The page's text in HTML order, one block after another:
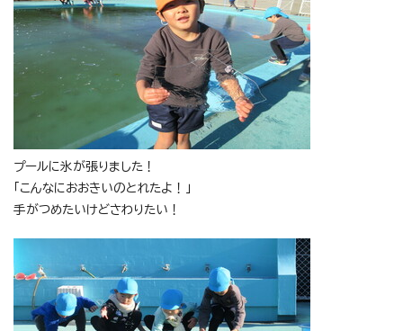
プールに氷が張りました！
「こんなにおおきいのとれたよ！」
手がつめたいけどさわりたい！